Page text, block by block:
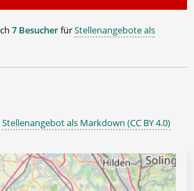
7 BesucherfürStellenangebote als
Stellenangebot als Markdown (CC BY 4.0)